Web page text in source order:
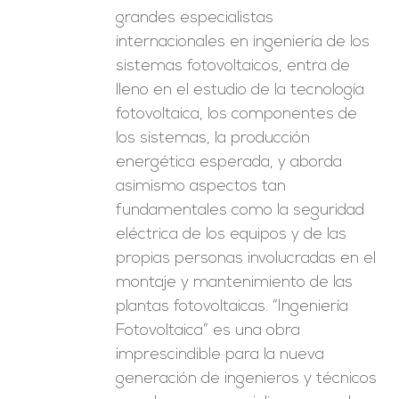
grandes especialistas
internacionales en ingeniería de los
sistemas fotovoltaicos, entra de
lleno en el estudio de la tecnología
fotovoltaica, los componentes de
los sistemas, la producción
energética esperada, y aborda
asimismo aspectos tan
fundamentales como la seguridad
eléctrica de los equipos y de las
propias personas involucradas en el
montaje y mantenimiento de las
plantas fotovoltaicas. “Ingeniería
Fotovoltaica” es una obra
imprescindible para la nueva
generación de ingenieros y técnicos